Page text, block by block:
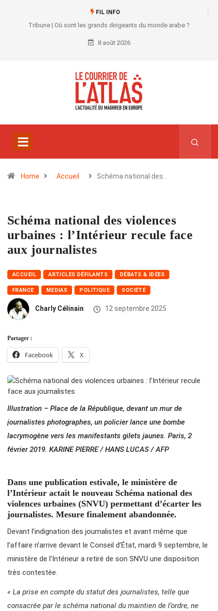
FIL INFO
Tribune | Où sont les grands dirigeants du monde arabe ?
8 août 2026
Home Accueil Schéma national des…
Schéma national des violences
urbaines : l’Intérieur recule face
aux journalistes
ACCUEIL ARTICLES DÉFILANTS DÉBATS & IDÉES
FRANCE MEDIAS POLITIQUE SOCIÉTÉ
Charly Célinain 12 septembre 2025
Partager :
Facebook X
Illustration – Place de la République, devant un mur de
journalistes photographes, un policier lance une bombe
lacrymogène vers les manifestants gilets jaunes. Paris, 2
février 2019. KARINE PIERRE / HANS LUCAS / AFP
Dans une publication estivale, le ministère de
l’Intérieur actait le nouveau Schéma national des
violences urbaines (SNVU) permettant d’écarter les
journalistes. Mesure finalement abandonnée.
Devant l’indignation des journalistes et avant même que
l’affaire n’arrive devant le Conseil d’État, mardi 9 septembre, le
ministère de l’Intérieur a retiré de son SNVU une disposition
très contestée.
« La prise en compte du statut des journalistes, telle que
consacrée par le schéma national du maintien de l’ordre, ne